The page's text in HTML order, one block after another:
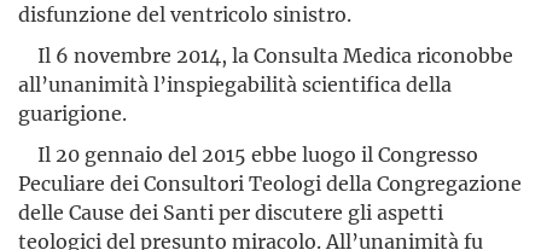
disfunzione del ventricolo sinistro.
Il 6 novembre 2014, la Consulta Medica riconobbe
all’unanimità l’inspiegabilità scientifica della
guarigione.
Il 20 gennaio del 2015 ebbe luogo il Congresso
Peculiare dei Consultori Teologi della Congregazione
delle Cause dei Santi per discutere gli aspetti
teologici del presunto miracolo. All’unanimità fu